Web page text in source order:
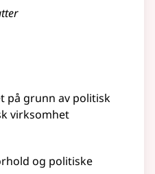
på grunn av politisk
virksomhet
og politiske